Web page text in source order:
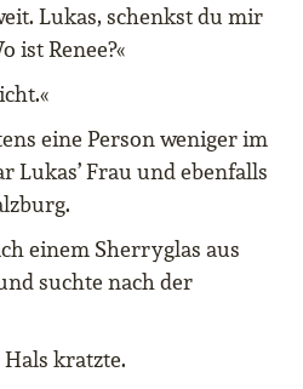
Lukas, schenkst du mir
ist Renee?«
eine Person weniger im
Lukas’ Frau und ebenfalls
einem Sherryglas aus
suchte nach der
kratzte.